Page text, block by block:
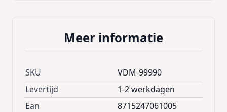
vetzuren en belangrijke vitamines.
Door puur natuurlijke ingrediënten aan de
Proderma blokjes toe te voegen, geef je jouw
hond of kat een super gezond extraatje, als
Meer informatie
SKU
VDM-99990
Levertijd
1-2 werkdagen
Ean
8715247061005